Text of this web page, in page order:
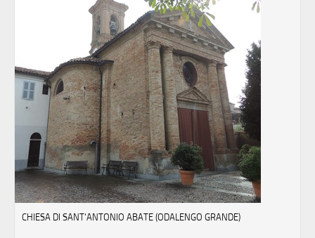
CHIESA DI SANT'ANTONIO ABATE (ODALENGO GRANDE)